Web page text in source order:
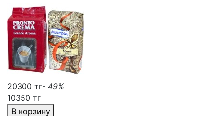
20300 тг- 49%
10350 тг
В корзину